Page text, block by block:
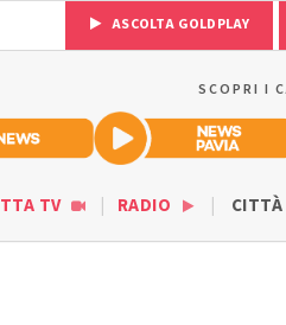
ASCOLTA GOLDPLAY
SCOPRI I
TV RADIO CITTÀ